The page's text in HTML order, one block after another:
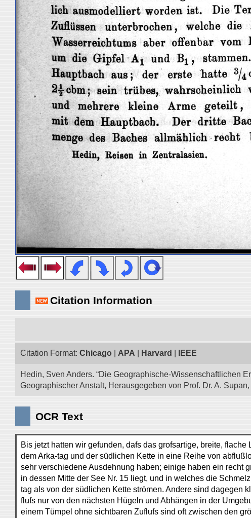
Citation Information
Citation Format: Chicago APA Harvard IEEE
Hedin, Sven Anders. “Die Geographische-Wissenschaftlichen
Geographischer Anstalt, Herausgegeben von Prof. Dr. A.
OCR Text
Bis jetzt hatten wir gefunden, dafs das grofsartige, breite, flache
dem Arka-tag und der südlichen Kette in eine Reihe von
sehr verschiedene Ausdehnung haben; einige haben ein recht
in dessen Mitte der See Nr. 15 liegt, und in welches die
tag als von der südlichen Kette strömen. Andere sind dagegen
flufs nur von den nächsten Hügeln und Abhängen in der
einem Tümpel ohne sichtbaren Zuflufs sind oft zwischen den